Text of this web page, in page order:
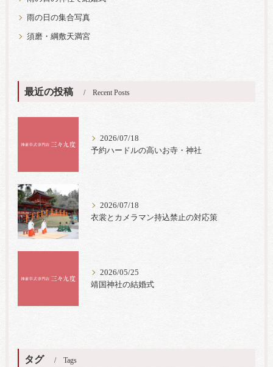
雨の日の集合写真
須磨・綱敷天満宮
最近の投稿 Recent Posts
2026/07/18
予約ハードルの高いお寺・神社
2026/07/18
衣裳とカメラマン持込禁止の対応策
2026/05/25
靖国神社の結婚式
タグ Tags